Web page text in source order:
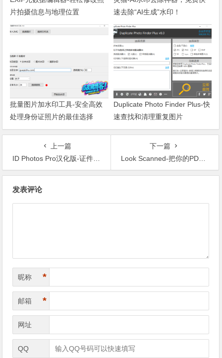
片拍摄信息与地理位置
速去除“AI生成”水印！
批量图片加水印工具-安全高效
处理身份证照片的最佳选择
Duplicate Photo Finder Plus-快
速查找和清理重复图片
上一篇
ID Photos Pro汉化版-证件照编辑和打印软件
下一篇
Look Scanned-把你的PDF转换成扫描件
发表评论
昵称 *
邮箱 *
网址
QQ